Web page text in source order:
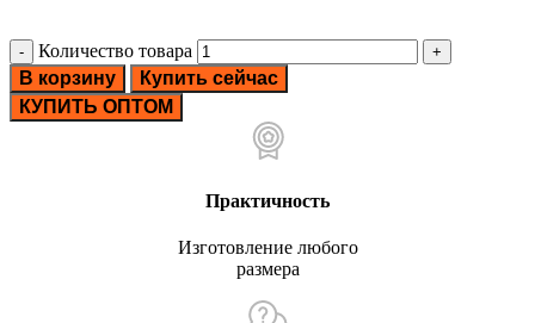
Количество товара
В корзину
Купить сейчас
КУПИТЬ ОПТОМ
Практичность
Изготовление любого
размера